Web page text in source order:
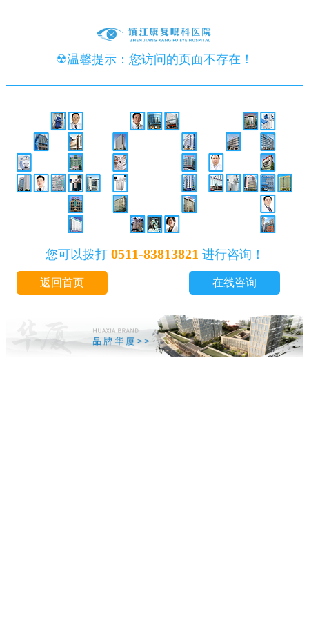
☢温馨提示：您访问的页面不存在！
您可以拨打 0511-83813821 进行咨询！
返回首页 在线咨询